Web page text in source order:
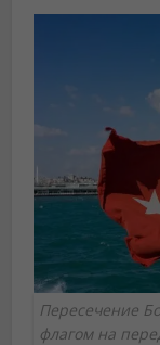
Пересечение
флагом на